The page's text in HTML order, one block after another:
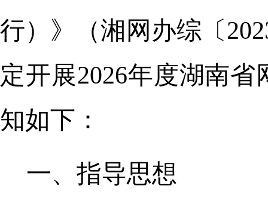
行）》（湘网办综〔
定开展2026年度湖南
知如下：
一、指导思想